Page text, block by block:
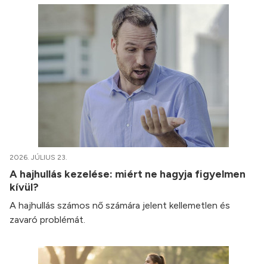
2026. JÚLIUS 23.
A hajhullás kezelése: miért ne hagyja figyelmen
kívül?
A hajhullás számos nő számára jelent kellemetlen és
zavaró problémát.